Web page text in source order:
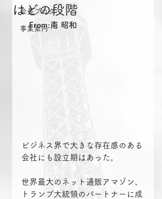
会長ブログ
事業案内
はどの段階
From:南 昭和
ビジネス界で大きな存在感のある
会社にも設立期はあった。
世界最大のネット通販アマゾン、
トランプ大統領のパートナーに成